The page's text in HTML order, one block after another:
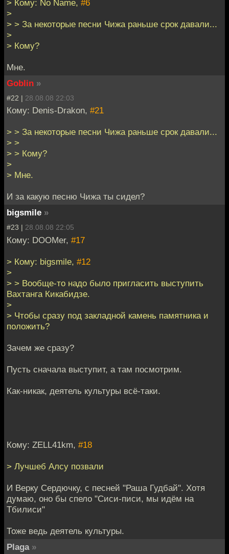
> Кому: No Name, #6
>
> > За некоторые песни Чижа раньше срок давали...
>
> Кому?
Мне.
Goblin »
#22 | 28.08.08 22:03
Кому: Denis-Drakon, #21
> > За некоторые песни Чижа раньше срок давали...
> >
> > Кому?
>
> Мне.
И за какую песню Чижа ты сидел?
bigsmile »
#23 | 28.08.08 22:05
Кому: DOOMer, #17
> Кому: bigsmile, #12
>
> > Вообще-то надо было пригласить выступить
Вахтанга Кикабидзе.
>
> Чтобы сразу под закладной камень памятника и
положить?
Зачем же сразу?
Пусть сначала выступит, а там посмотрим.
Как-никак, деятель культуры всё-таки.
Кому: ZELL41km, #18
> Лучшеб Алсу позвали
И Верку Сердючку, с песней "Раша Гудбай". Хотя
думаю, оно бы спело "Сиси-писи, мы идём на
Тбилиси"
Тоже ведь деятель культуры.
Plaga »